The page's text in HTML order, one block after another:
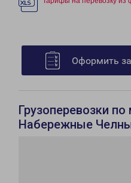
Оформить
Грузоперевозки
Набережные